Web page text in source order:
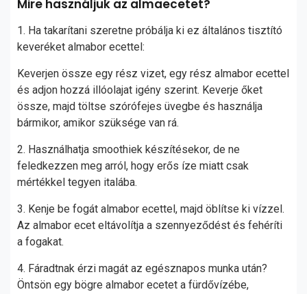
Mire használjuk az almaecetet?
1. Ha takarítani szeretne próbálja ki ez általános tisztító
keveréket almabor ecettel:
Keverjen össze egy rész vizet, egy rész almabor ecettel
és adjon hozzá illóolajat igény szerint. Keverje őket
össze, majd töltse szórófejes üvegbe és használja
bármikor, amikor szüksége van rá.
2. Használhatja smoothiek készítésekor, de ne
feledkezzen meg arról, hogy erős íze miatt csak
mértékkel tegyen italába.
3. Kenje be fogát almabor ecettel, majd öblítse ki vízzel.
Az almabor ecet eltávolítja a szennyeződést és fehéríti
a fogakat.
4. Fáradtnak érzi magát az egésznapos munka után?
Öntsön egy bögre almabor ecetet a fürdővízébe,